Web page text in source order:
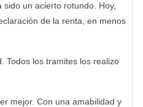
un acierto rotundo. Hoy,
de la renta, en menos
Todos los tramites los realizo
mejor. Con una amabilidad y